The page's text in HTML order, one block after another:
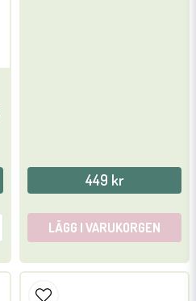
449 kr
LÄGG I VARUKORGEN